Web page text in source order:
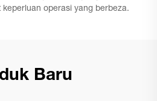
operasi yang berbeza.
Baru